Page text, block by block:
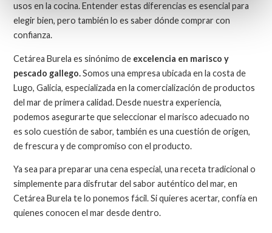
usos en la cocina. Entender estas diferencias es esencial para
elegir bien, pero también lo es saber dónde comprar con
confianza.
Cetárea Burela es sinónimo de excelencia en marisco y
pescado gallego.Somos una empresa ubicada en la costa de
Lugo, Galicia, especializada en la comercialización de productos
del mar de primera calidad. Desde nuestra experiencia,
podemos asegurarte que seleccionar el marisco adecuado no
es solo cuestión de sabor, también es una cuestión de origen,
de frescura y de compromiso con el producto.
Ya sea para preparar una cena especial, una receta tradicional o
simplemente para disfrutar del sabor auténtico del mar, en
Cetárea Burela te lo ponemos fácil. Si quieres acertar, confía en
quienes conocen el mar desde dentro.